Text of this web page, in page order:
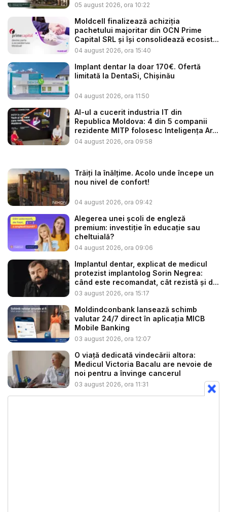
05 august 2026, ora 10:22
Moldcell finalizează achiziția
pachetului majoritar din OCN Prime
Capital SRL și își consolidează ecosist...
04 august 2026, ora 15:40
Implant dentar la doar 170€. Ofertă
limitată la DentaSi, Chișinău
04 august 2026, ora 11:50
AI-ul a cucerit industria IT din
Republica Moldova: 4 din 5 companii
rezidente MITP folosesc Inteligența Ar...
04 august 2026, ora 09:58
Trăiți la înălțime. Acolo unde începe un
nou nivel de confort!
04 august 2026, ora 09:42
Alegerea unei școli de engleză
premium: investiție în educație sau
cheltuială?
04 august 2026, ora 09:06
Implantul dentar, explicat de medicul
protezist implantolog Sorin Negrea:
când este recomandat, cât rezistă și d...
03 august 2026, ora 15:17
Moldindconbank lansează schimb
valutar 24/7 direct în aplicația MICB
Mobile Banking
03 august 2026, ora 12:07
O viață dedicată vindecării altora:
Medicul Victoria Bacalu are nevoie de
noi pentru a învinge cancerul
03 august 2026, ora 11:31